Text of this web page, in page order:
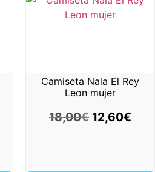
Camiseta Nala El Rey
Leon mujer
18,00€ 12,60€